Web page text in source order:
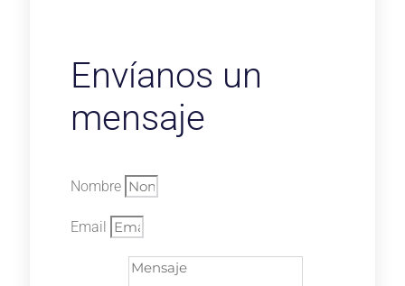
Envíanos un
mensaje
Nombre
Email